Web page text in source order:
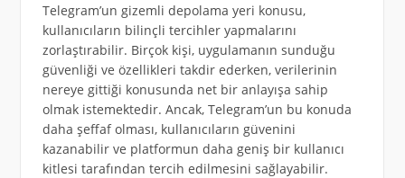
Telegram’un gizemli depolama yeri konusu,
kullanıcıların bilinçli tercihler yapmalarını
zorlaştırabilir. Birçok kişi, uygulamanın sunduğu
güvenliği ve özellikleri takdir ederken, verilerinin
nereye gittiği konusunda net bir anlayışa sahip
olmak istemektedir. Ancak, Telegram’un bu konuda
daha şeffaf olması, kullanıcıların güvenini
kazanabilir ve platformun daha geniş bir kullanıcı
kitlesi tarafından tercih edilmesini sağlayabilir.